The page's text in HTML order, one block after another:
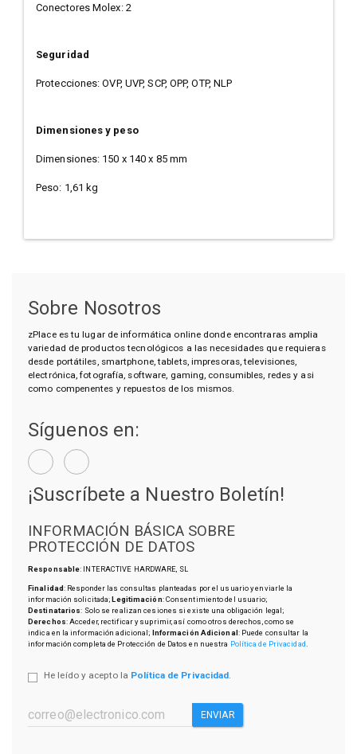
Conectores Molex: 2
Seguridad
Protecciones: OVP, UVP, SCP, OPP, OTP, NLP
Dimensiones y peso
Dimensiones: 150 x 140 x 85 mm
Peso: 1,61 kg
Sobre Nosotros
zPlace es tu lugar de informática online donde encontraras amplia
variedad de productos tecnológicos a las necesidades que requieras
desde portátiles, smartphone, tablets, impresoras, televisiones,
electrónica, fotografía, software, gaming, consumibles, redes y asi
como compenentes y repuestos de los mismos.
Síguenos en:
¡Suscríbete a Nuestro Boletín!
INFORMACIÓN BÁSICA SOBRE
PROTECCIÓN DE DATOS
Responsable: INTERACTIVE HARDWARE, SL
Finalidad: Responder las consultas planteadas por el usuario y enviarle la
información solicitada;Legitimación: Consentimiento del usuario;
Destinatarios: Solo se realizan cesiones si existe una obligación legal;
Derechos: Acceder, rectificar y suprimir, así como otros derechos, como se
indica en la información adicional; Información Adicional: Puede consultar la
información completa de Protección de Datos en nuestra Política de Privacidad
He leído y acepto la Política de Privacidad.
ENVIAR